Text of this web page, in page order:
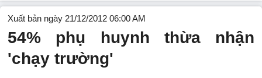
Xuất bản ngày 21/12/2012 06:00 AM
54% phụ huynh thừa nhận
'chạy trường'